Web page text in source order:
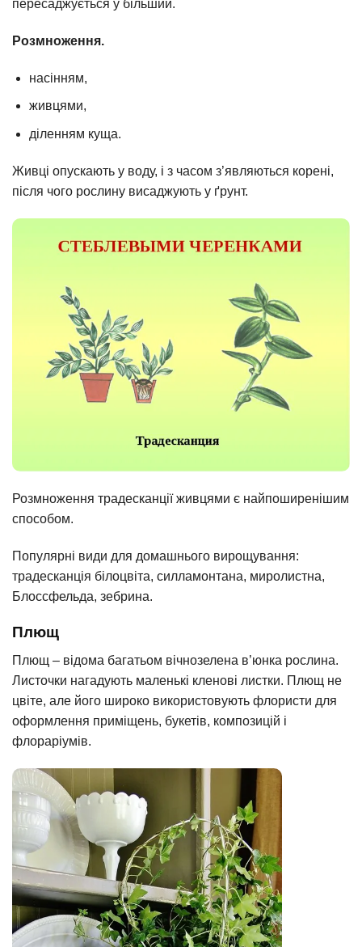
пересаджується у більший.
Розмноження.
насінням,
живцями,
діленням куща.
Живці опускають у воду, і з часом з’являються корені,
після чого рослину висаджують у ґрунт.
Розмноження традесканції живцями є найпоширенішим
способом.
Популярні види для домашнього вирощування:
традесканція білоцвіта, силламонтана, миролистна,
Блоссфельда, зебрина.
Плющ
Плющ – відома багатьом вічнозелена в’юнка рослина.
Листочки нагадують маленькі кленові листки. Плющ не
цвіте, але його широко використовують флористи для
оформлення приміщень, букетів, композицій і
флораріумів.